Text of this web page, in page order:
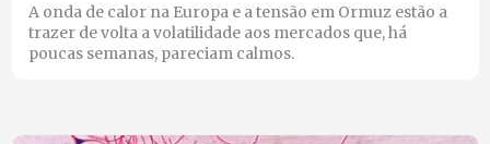
A onda de calor na Europa e a tensão em Ormuz estão a
trazer de volta a volatilidade aos mercados que, há
poucas semanas, pareciam calmos.